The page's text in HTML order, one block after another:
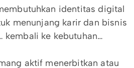
identitas digital
menunjang karir dan bisnis
kembali ke kebutuhan…
aktif menerbitkan atau